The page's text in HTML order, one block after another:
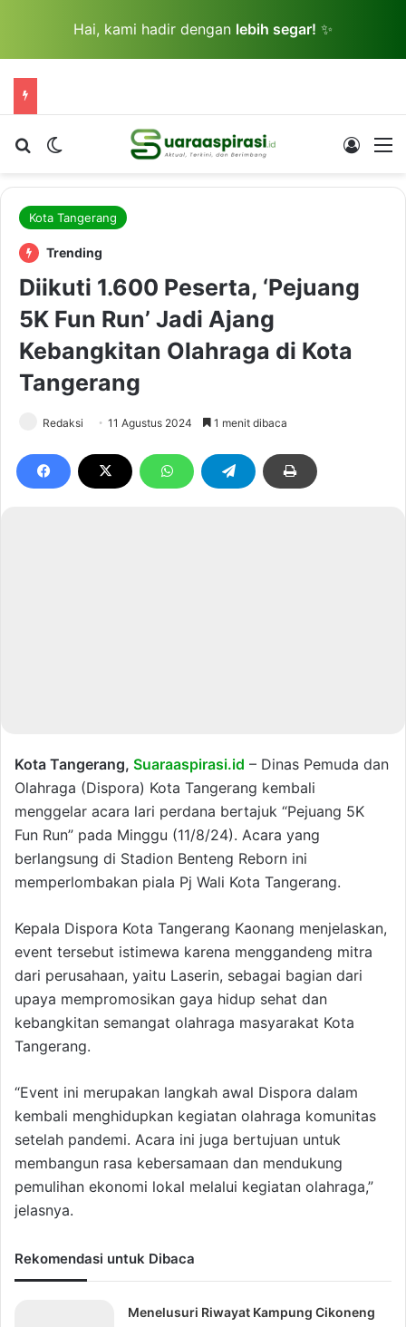
Hai, kami hadir dengan lebih segar! ✨
Cari berita...Switch skin Log In
Kota Tangerang
Trending
Diikuti 1.600 Peserta, ‘Pejuang
5K Fun Run’ Jadi Ajang
Kebangkitan Olahraga di Kota
Tangerang
Redaksi 11 Agustus 2024 1 menit dibaca
Kota Tangerang, Suaraaspirasi.id – Dinas Pemuda dan
Olahraga (Dispora) Kota Tangerang kembali
menggelar acara lari perdana bertajuk “Pejuang 5K
Fun Run” pada Minggu (11/8/24). Acara yang
berlangsung di Stadion Benteng Reborn ini
memperlombakan piala Pj Wali Kota Tangerang.
Kepala Dispora Kota Tangerang Kaonang menjelaskan,
event tersebut istimewa karena menggandeng mitra
dari perusahaan, yaitu Laserin, sebagai bagian dari
upaya mempromosikan gaya hidup sehat dan
kebangkitan semangat olahraga masyarakat Kota
Tangerang.
“Event ini merupakan langkah awal Dispora dalam
kembali menghidupkan kegiatan olahraga komunitas
setelah pandemi. Acara ini juga bertujuan untuk
membangun rasa kebersamaan dan mendukung
pemulihan ekonomi lokal melalui kegiatan olahraga,”
jelasnya.
Rekomendasi untuk Dibaca
Menelusuri Riwayat Kampung Cikoneng